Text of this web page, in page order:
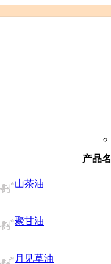
产品
山茶油
聚甘油
月见草油